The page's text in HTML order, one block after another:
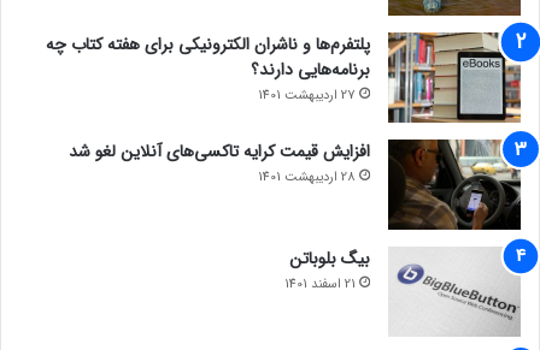
پلتفرم‌ها و ناشران الکترونیکی برای هفته کتاب چه
برنامه‌هایی دارند؟
27 اردیبهشت 1401
افزایش قیمت کرایه تاکسی‌های آنلاین لغو شد
28 اردیبهشت 1401
بیگ بلوباتن
21 اسفند 1401